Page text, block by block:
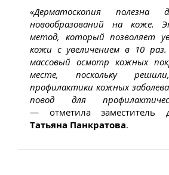
«Дерматоскопия полезна
новообразований на коже.
метод, который позволяет
кожи с увеличением в 10
массовый осмотр кожных
месте, поскольку
профилактики кожных
повод для
— отметила заместитель
Татьяна Панкратова.